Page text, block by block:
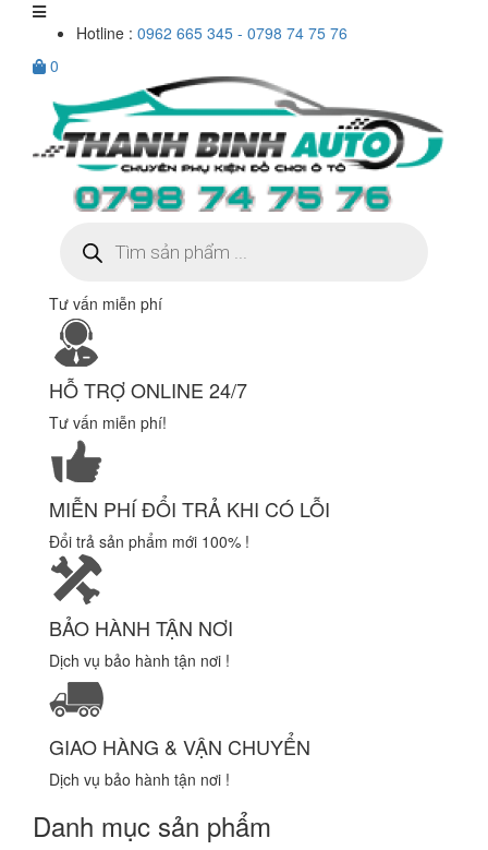
Hotline : 0962 665 345 - 0798 74 75 76
0
kiếm
sản
Tư vấn miễn phí
HỖ TRỢ ONLINE 24/7
Tư vấn miễn phí!
MIỄN PHÍ ĐỔI TRẢ KHI CÓ LỖI
Đổi trả sản phẩm mới 100% !
BẢO HÀNH TẬN NƠI
Dịch vụ bảo hành tận nơi !
GIAO HÀNG & VẬN CHUYỂN
Dịch vụ bảo hành tận nơi !
Danh mục sản phẩm